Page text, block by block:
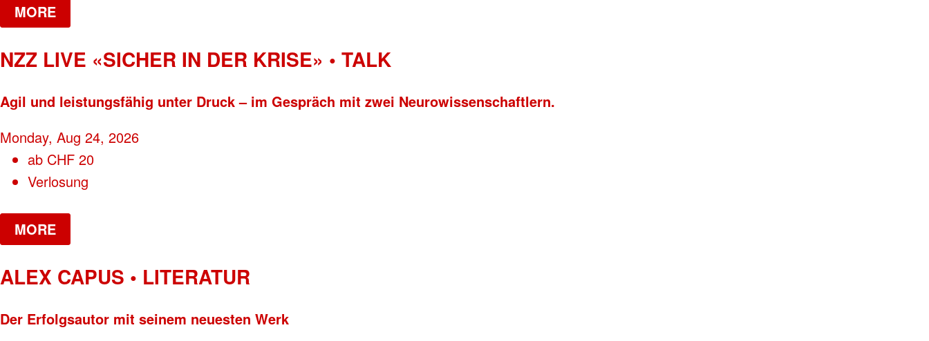
MORE
NZZ LIVE «SICHER IN DER KRISE» • TALK
Agil und leistungsfähig unter Druck – im Gespräch mit zwei Neurowissenschaftlern.
Monday, Aug 24, 2026
ab CHF 20
Verlosung
MORE
ALEX CAPUS • LITERATUR
Der Erfolgsautor mit seinem neuesten Werk